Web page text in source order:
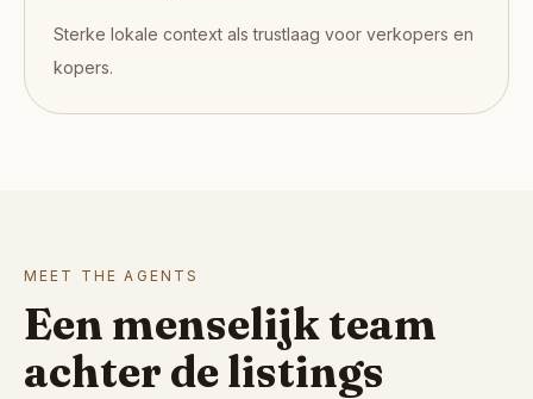
Sterke lokale context als trustlaag voor verkopers en
kopers.
MEET THE AGENTS
Een menselijk team
achter de listings